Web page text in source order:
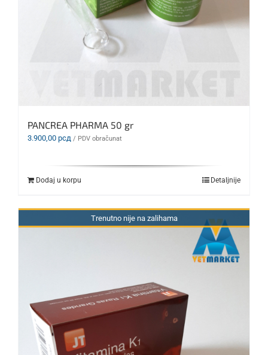
PANCREA PHARMA 50 gr
3.900,00 рсд / PDV obračunat
Dodaj u korpu Detaljnije
Trenutno nije na zalihama